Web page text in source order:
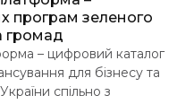
програм зеленого
громад
– цифровий каталог
для бізнесу та
спільно з